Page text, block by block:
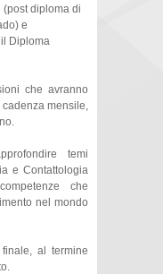
diploma di
e
Diploma
che avranno
mensile,
temi
e Contattologia
che
nel mondo
finale, al termine